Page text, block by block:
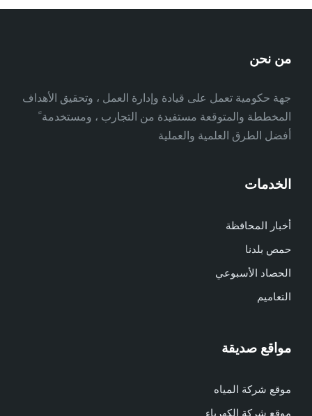
من نحن
جهة حكومية تعمل على قيادة وإدارة العمل ، وتحقيق الأهداف
المخططة والمتوقعة مستفيدة من التجارب ، ومستخدمة ً
أفضل الطرق العلمية والعملية
الخدمات
أخبار المحافظة
حمص بلدنا
الحصاد الأسبوعي
التعاميم
مواقع صديقة
موقع شركة المياه
موقع شركة الكهرباء